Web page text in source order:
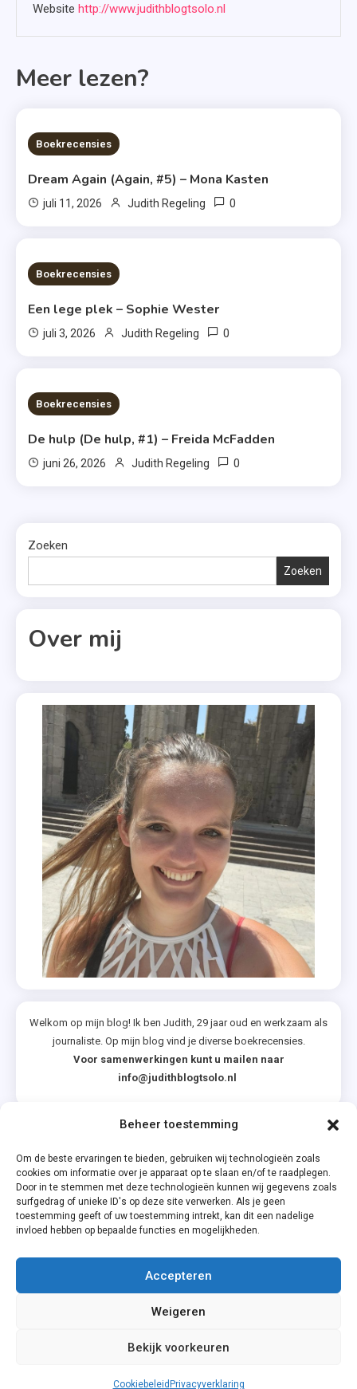
Beheer toestemming
Om de beste ervaringen te bieden, gebruiken wij technologieën zoals
cookies om informatie over je apparaat op te slaan en/of te raadplegen.
Door in te stemmen met deze technologieën kunnen wij gegevens zoals
surfgedrag of unieke ID's op deze site verwerken. Als je geen
toestemming geeft of uw toestemming intrekt, kan dit een nadelige
invloed hebben op bepaalde functies en mogelijkheden.
Accepteren
Weigeren
Bekijk voorkeuren
Cookiebeleid Privacyverklaring
Website http://www.judithblogtsolo.nl
Meer lezen?
6 MINS READ
Boekrecensies
Dream Again (Again, #5) – Mona Kasten
juli 11, 2026 Judith Regeling 0
6 MINS READ
Boekrecensies
Een lege plek – Sophie Wester
juli 3, 2026 Judith Regeling 0
7 MINS READ
Boekrecensies
De hulp (De hulp, #1) – Freida McFadden
juni 26, 2026 Judith Regeling 0
Zoeken
Zoeken
Over mij
Welkom op mijn blog! Ik ben Judith, 29 jaar oud en werkzaam als
journaliste. Op mijn blog vind je diverse boekrecensies.
Voor samenwerkingen kunt u mailen naar
info@judithblogtsolo.nl
Privacyverklaring